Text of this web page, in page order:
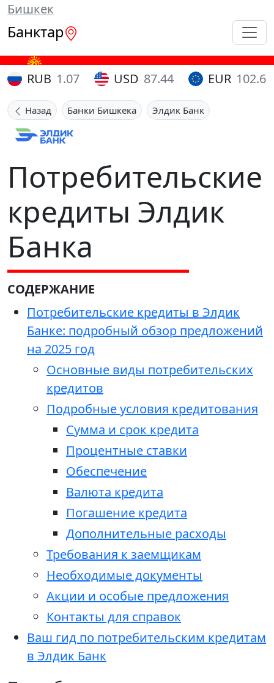
Бишкек
Банктар
RUB 1.07 USD 87.44 EUR 102.65
Назад Банки Бишкека Элдик Банк
Потребительские
кредиты Элдик
Банка
СОДЕРЖАНИЕ
Потребительские кредиты в Элдик
Банке: подробный обзор предложений
на 2025 год
Основные виды потребительских
кредитов
Подробные условия кредитования
Сумма и срок кредита
Процентные ставки
Обеспечение
Валюта кредита
Погашение кредита
Дополнительные расходы
Требования к заемщикам
Необходимые документы
Акции и особые предложения
Контакты для справок
Ваш гид по потребительским кредитам
в Элдик Банк